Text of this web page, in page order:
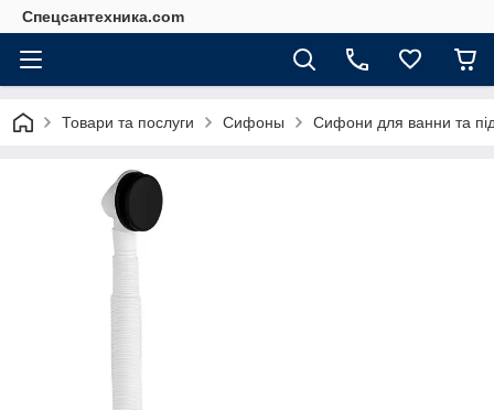
Спецсантехника.com
Товари та послуги Сифоны Сифони для ванни та